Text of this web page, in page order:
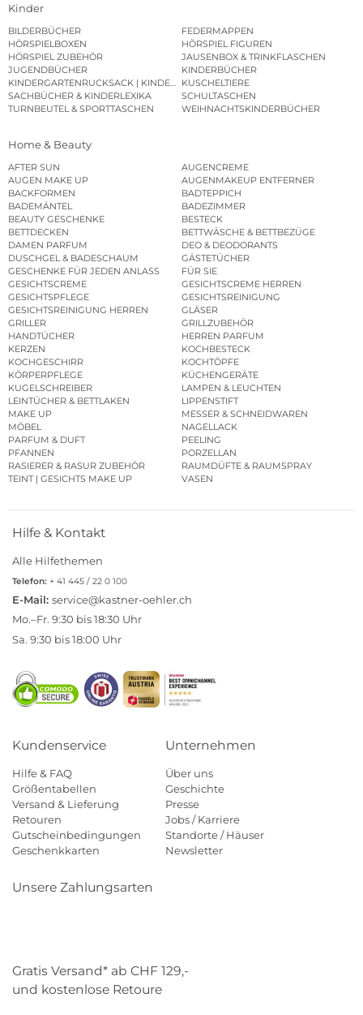
Kinder
BILDERBÜCHER
FEDERMAPPEN
HÖRSPIELBOXEN
HÖRSPIEL FIGUREN
HÖRSPIEL ZUBEHÖR
JAUSENBOX & TRINKFLASCHEN
JUGENDBÜCHER
KINDERBÜCHER
KINDERGARTENRUCKSACK | KINDERGARTENBEUTEL
KUSCHELTIERE
SACHBÜCHER & KINDERLEXIKA
SCHULTASCHEN
TURNBEUTEL & SPORTTASCHEN
WEIHNACHTSKINDERBÜCHER
Home & Beauty
AFTER SUN
AUGENCREME
AUGEN MAKE UP
AUGENMAKEUP ENTFERNER
BACKFORMEN
BADTEPPICH
BADEMÄNTEL
BADEZIMMER
BEAUTY GESCHENKE
BESTECK
BETTDECKEN
BETTWÄSCHE & BETTBEZÜGE
DAMEN PARFUM
DEO & DEODORANTS
DUSCHGEL & BADESCHAUM
GÄSTETÜCHER
GESCHENKE FÜR JEDEN ANLASS
FÜR SIE
GESICHTSCREME
GESICHTSCREME HERREN
GESICHTSPFLEGE
GESICHTSREINIGUNG
GESICHTSREINIGUNG HERREN
GLÄSER
GRILLER
GRILLZUBEHÖR
HANDTÜCHER
HERREN PARFUM
KERZEN
KOCHBESTECK
KOCHGESCHIRR
KOCHTÖPFE
KÖRPERPFLEGE
KÜCHENGERÄTE
KUGELSCHREIBER
LAMPEN & LEUCHTEN
LEINTÜCHER & BETTLAKEN
LIPPENSTIFT
MAKE UP
MESSER & SCHNEIDWAREN
MÖBEL
NAGELLACK
PARFUM & DUFT
PEELING
PFANNEN
PORZELLAN
RASIERER & RASUR ZUBEHÖR
RAUMDÜFTE & RAUMSPRAY
TEINT | GESICHTS MAKE UP
VASEN
Hilfe & Kontakt
Alle Hilfethemen
Telefon: + 41 445 / 22 0 100
E-Mail: service@kastner-oehler.ch
Mo.–Fr. 9:30 bis 18:30 Uhr
Sa. 9:30 bis 18:00 Uhr
Kundenservice
Hilfe & FAQ
Größentabellen
Versand & Lieferung
Retouren
Gutscheinbedingungen
Geschenkkarten
Unternehmen
Über uns
Geschichte
Presse
Jobs / Karriere
Standorte / Häuser
Newsletter
Unsere Zahlungsarten
Gratis Versand* ab CHF 129,-
und kostenlose Retoure